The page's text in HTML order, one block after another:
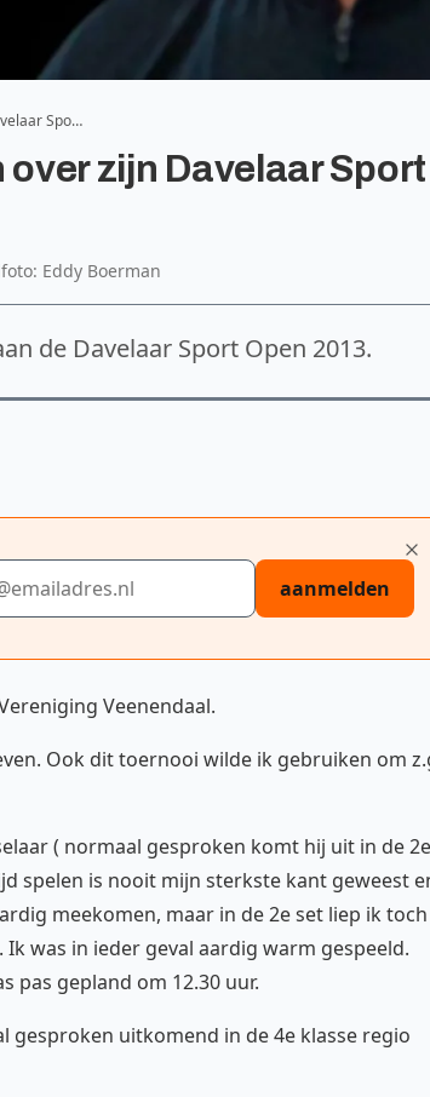
Spo…
zijn Davelaar Sport
Eddy Boerman
de Davelaar Sport Open 2013.
aanmelden
Veenendaal.
Ook dit toernooi wilde ik gebruiken om
( normaal gesproken komt hij uit in de 2e
spelen is nooit mijn sterkste kant geweest
meekomen, maar in de 2e set liep ik toch
was in ieder geval aardig warm gespeeld.
pas gepland om 12.30 uur.
gesproken uitkomend in de 4e klasse regio